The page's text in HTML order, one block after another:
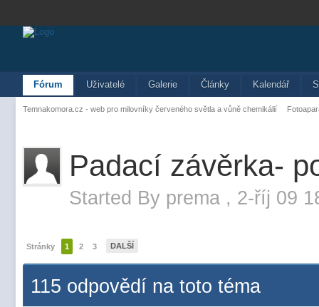
Fórum Uživatelé Galerie Články Kalendář
Temnakomora.cz - web pro milovníky červeného světla a vůně chemikálií
Padací závěrka-
Started By prema , 2-říj 09
Stránky 1 2 3 DALŠÍ
115 odpovědí na toto téma